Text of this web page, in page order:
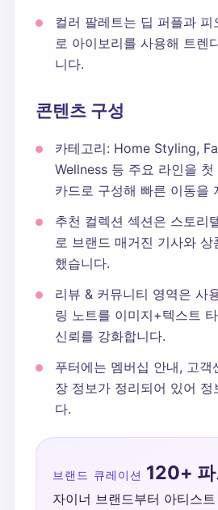
컬러 팔레트는 딥 퍼플과 피
로 아이보리를 사용해 트렌
니다.
콘텐츠 구성
카테고리: Home Styling,
Wellness 등 주요 라인을 첫
카드로 구성해 빠른 이동을
추천 컬렉션 섹션은 스토리
로 브랜드 매거진 기사와
했습니다.
리뷰 & 커뮤니티 영역은 사
링 노트를 이미지+텍스트
신뢰를 강화합니다.
푸터에는 멤버십 안내, 고객
장 정보가 정리되어 있어 정
다.
브랜드 큐레이션 120+
자이너 브랜드부터 아티스